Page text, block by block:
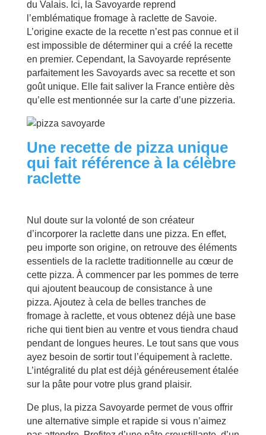
du Valais. Ici, la Savoyarde reprend
l’emblématique fromage à raclette de Savoie.
L’origine exacte de la recette n’est pas connue et il
est impossible de déterminer qui a créé la recette
en premier. Cependant, la Savoyarde représente
parfaitement les Savoyards avec sa recette et son
goût unique. Elle fait saliver la France entière dès
qu’elle est mentionnée sur la carte d’une pizzeria.
Une recette de pizza unique
qui fait référence à la célèbre
raclette
Nul doute sur la volonté de son créateur
d’incorporer la raclette dans une pizza. En effet,
peu importe son origine, on retrouve des éléments
essentiels de la raclette traditionnelle au cœur de
cette pizza. À commencer par les pommes de terre
qui ajoutent beaucoup de consistance à une
pizza. Ajoutez à cela de belles tranches de
fromage à raclette, et vous obtenez déjà une base
riche qui tient bien au ventre et vous tiendra chaud
pendant de longues heures. Le tout sans que vous
ayez besoin de sortir tout l’équipement à raclette.
L’intégralité du plat est déjà généreusement étalée
sur la pâte pour votre plus grand plaisir.
De plus, la pizza Savoyarde permet de vous offrir
une alternative simple et rapide si vous n’aimez